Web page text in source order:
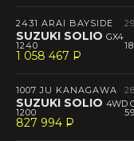
2431 ARAI BAYSIDE
SUZUKI SOLIO GX4
1240
1 058 467 P
--
1007 JU KANAGAWA
SUZUKI SOLIO 4WD
1200
827 994 P
--